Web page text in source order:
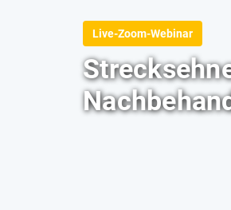
Live-Zoom-Webinar